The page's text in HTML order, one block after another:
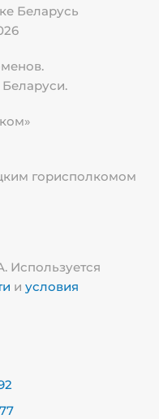
Беларусь
горисполкомом
Используется
и условия